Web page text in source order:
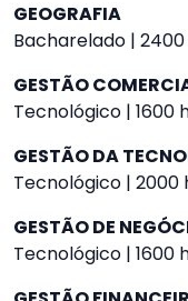
GEOGRAFIA
Bacharelado |
GESTÃO
Tecnológico | 1600
GESTÃO DA
Tecnológico | 2000
GESTÃO DE
Tecnológico | 1600